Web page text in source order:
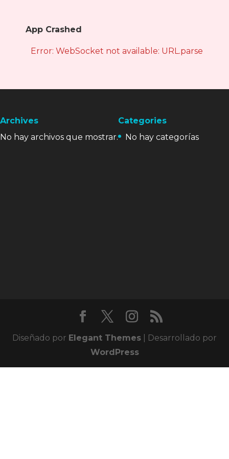
App Crashed
Error: WebSocket not available: URL.parse is
Archives
No hay archivos que mostrar.
Categories
No hay categorías
Diseñado por Elegant Themes | Desarrollado por
WordPress